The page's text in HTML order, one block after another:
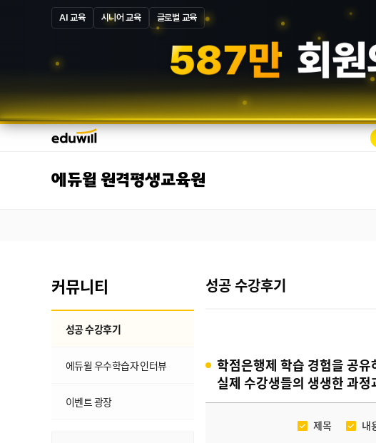
AI 교육 시니어 교육 글로벌 교육
587만 회
에듀윌 원격평생교육원
커뮤니티
성공 수강후기
에듀윌 우수학습자 인터뷰
이벤트 광장
성공 수강후기
학점은행제 학습 경험을 공
실제 수강생들의 생생한 과
제목 내